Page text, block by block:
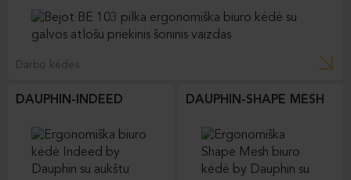
Darbo kėdės
DAUPHIN-INDEED DAUPHIN-SHAPE MESH